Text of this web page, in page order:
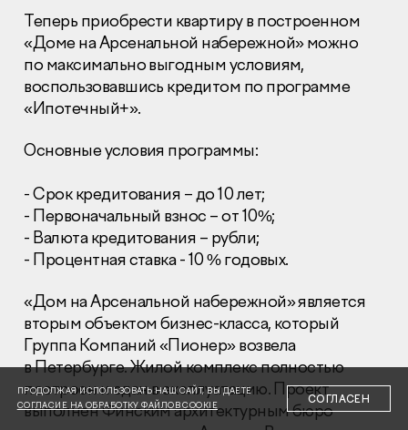
Раскрытие информации
Сообщить о коррупции
Глaвный oфиc
+7 (495) 502 95 59
+7 (495) 641-35-35
Заказать звонок
© 2001-2026 Компания «Пионер»
Теперь приобрести квартиру в построенном
«Доме на Арсенальной набережной» можно
по максимально выгодным условиям,
воспользовавшись кредитом по программе
«Ипотечный+».
Основные условия программы:
- Срок кредитования – до 10 лет;
- Первоначальный взнос – от 10%;
- Валюта кредитования – рубли;
- Процентная ставка - 10 % годовых.
«Дом на Арсенальной набережной» является
вторым объектом бизнес-класса, который
Группа Компаний «Пионер» возвела
в Петербурге. Жилой комплекс полностью
построен и сдан в эксплуатацию. Проект
выполнен Финским архитектурным бюро
ПРОДОЛЖАЯ ИСПОЛЬЗОВАТЬ НАШ САЙТ, ВЫ ДАЕТЕ
СОГЛАСИЕ НА ОБРАБОТКУ ФАЙЛОВ COOKIE
СОГЛАСЕН